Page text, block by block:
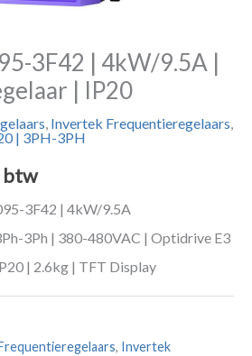
3F42 | 4kW/9.5A |
| IP20
, Invertek Frequentieregelaars,
| 3PH-3PH
btw
3F42 | 4kW/9.5A
3Ph | 380-480VAC | Optidrive E3
| 2.6kg | TFT Display
, Invertek